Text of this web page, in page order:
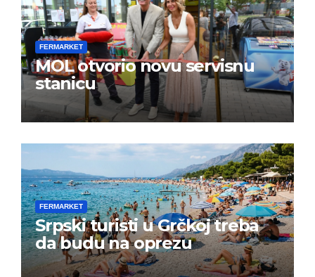
FERMARKET
MOL otvorio novu servisnu
stanicu
FERMARKET
Srpski turisti u Grčkoj treba
da budu na oprezu